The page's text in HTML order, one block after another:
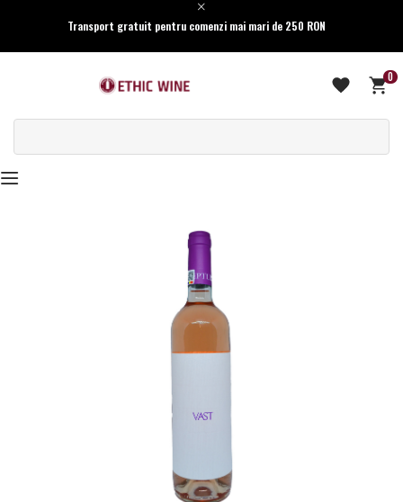
Transport gratuit pentru comenzi mai mari de 250 RON
0